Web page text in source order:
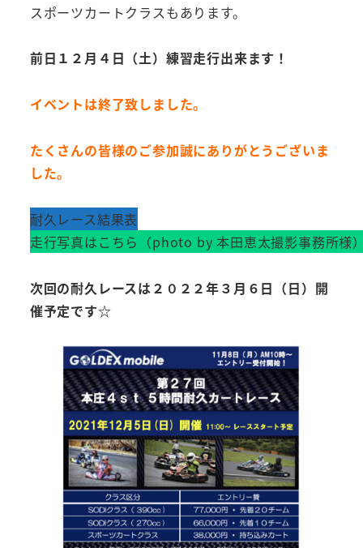
スポーツカートクラスもあります。
前日１２月４日（土）練習走行出来ます！
イベントは終了致しました。
たくさんの皆様のご参加誠にありがとうございま
した。
耐久レース結果表
走行写真はこちら（photo by 本田恵太撮影事務所様
次回の耐久レースは２０２２年３月６日（日）開
催予定です☆